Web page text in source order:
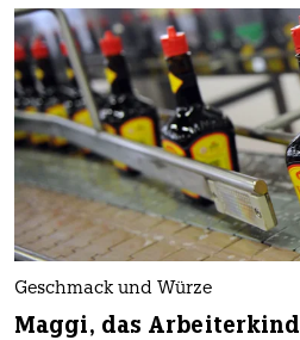
Geschmack und Würze
Maggi, das Arbeiterkind